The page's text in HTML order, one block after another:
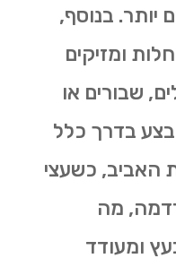
יותר. בנוסף,
ומזיקים
שבורים או
בדרך כלל
האביב, כשעצי
מה
ומעודד